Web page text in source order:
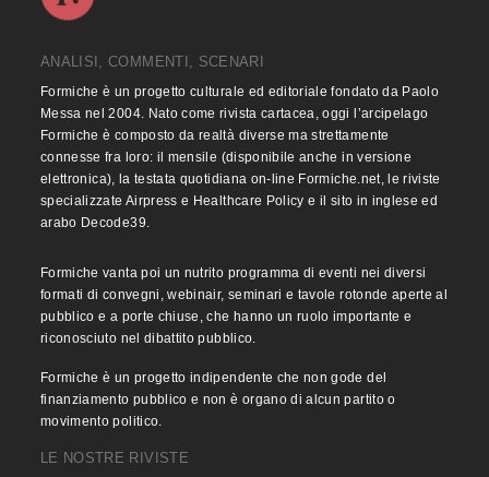
ANALISI, COMMENTI, SCENARI
Formiche è un progetto culturale ed editoriale fondato da Paolo
Messa nel 2004. Nato come rivista cartacea, oggi l’arcipelago
Formiche è composto da realtà diverse ma strettamente
connesse fra loro: il mensile (disponibile anche in versione
elettronica), la testata quotidiana on-line Formiche.net, le riviste
specializzate Airpress e Healthcare Policy e il sito in inglese ed
arabo Decode39.
Formiche vanta poi un nutrito programma di eventi nei diversi
formati di convegni, webinair, seminari e tavole rotonde aperte al
pubblico e a porte chiuse, che hanno un ruolo importante e
riconosciuto nel dibattito pubblico.
Formiche è un progetto indipendente che non gode del
finanziamento pubblico e non è organo di alcun partito o
movimento politico.
LE NOSTRE RIVISTE